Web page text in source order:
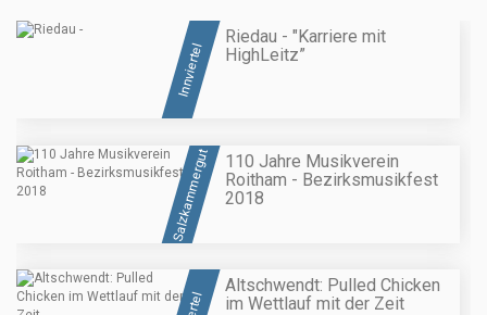
Innviertel
Riedau - "Karriere mit
HighLeitz”
Salzkammergut
110 Jahre Musikverein
Roitham - Bezirksmusikfest
2018
Altschwendt: Pulled Chicken
im Wettlauf mit der Zeit